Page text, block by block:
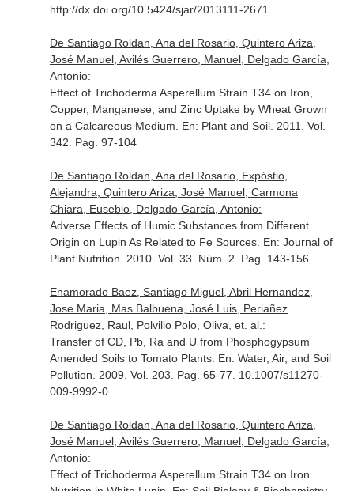
http://dx.doi.org/10.5424/sjar/2013111-2671
De Santiago Roldan, Ana del Rosario, Quintero Ariza,
José Manuel, Avilés Guerrero, Manuel, Delgado García,
Antonio:
Effect of Trichoderma Asperellum Strain T34 on Iron,
Copper, Manganese, and Zinc Uptake by Wheat Grown
on a Calcareous Medium. En: Plant and Soil. 2011. Vol.
342. Pag. 97-104
De Santiago Roldan, Ana del Rosario, Expóstio,
Alejandra, Quintero Ariza, José Manuel, Carmona
Chiara, Eusebio, Delgado García, Antonio:
Adverse Effects of Humic Substances from Different
Origin on Lupin As Related to Fe Sources. En: Journal of
Plant Nutrition . 2010. Vol. 33. Núm. 2. Pag. 143-156
Enamorado Baez, Santiago Miguel, Abril Hernandez,
Jose Maria, Mas Balbuena, José Luis, Periañez
Rodriguez, Raul, Polvillo Polo, Oliva, et. al.:
Transfer of CD, Pb, Ra and U from Phosphogypsum
Amended Soils to Tomato Plants. En: Water, Air, and Soil
Pollution . 2009. Vol. 203. Pag. 65-77. 10.1007/s11270-
009-9992-0
De Santiago Roldan, Ana del Rosario, Quintero Ariza,
José Manuel, Avilés Guerrero, Manuel, Delgado García,
Antonio:
Effect of Trichoderma Asperellum Strain T34 on Iron